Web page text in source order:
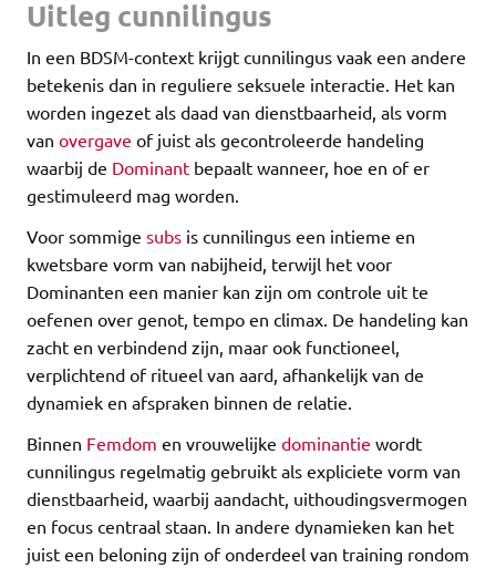
Uitleg cunnilingus
In een BDSM-context krijgt cunnilingus vaak een andere
betekenis dan in reguliere seksuele interactie. Het kan
worden ingezet als daad van dienstbaarheid, als vorm
van overgave of juist als gecontroleerde handeling
waarbij de Dominant bepaalt wanneer, hoe en of er
gestimuleerd mag worden.
Voor sommige subs is cunnilingus een intieme en
kwetsbare vorm van nabijheid, terwijl het voor
Dominanten een manier kan zijn om controle uit te
oefenen over genot, tempo en climax. De handeling kan
zacht en verbindend zijn, maar ook functioneel,
verplichtend of ritueel van aard, afhankelijk van de
dynamiek en afspraken binnen de relatie.
Binnen Femdom en vrouwelijke dominantie wordt
cunnilingus regelmatig gebruikt als expliciete vorm van
dienstbaarheid, waarbij aandacht, uithoudingsvermogen
en focus centraal staan. In andere dynamieken kan het
juist een beloning zijn of onderdeel van training rondom